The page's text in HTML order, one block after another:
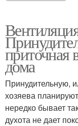
приточная
дома
Принудительную,
хозяева
нередко бывает
духота не дает